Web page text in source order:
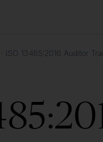
ISO 13485:2016 Auditor